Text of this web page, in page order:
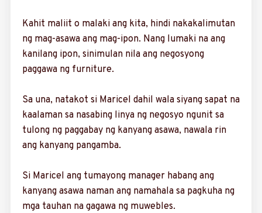
Kahit maliit o malaki ang kita, hindi nakakalimutan
ng mag-asawa ang mag-ipon. Nang lumaki na ang
kanilang ipon, sini­mulan nila ang negosyong
paggawa ng furniture.
Sa una, natakot si Maricel dahil wala siyang sapat na
kaalaman sa nasabing linya ng negosyo ngunit sa
tulong ng paggabay ng kanyang asawa, nawala rin
ang kanyang pangamba.
Si Maricel ang tuma­yong manager habang ang
kanyang asawa naman ang namahala sa pagkuha ng
mga tauhan na gagawa ng muwebles.